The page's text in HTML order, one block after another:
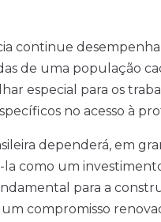
continue
de uma população
especial para os
no acesso à
dependerá, em
como um
para a
compromisso